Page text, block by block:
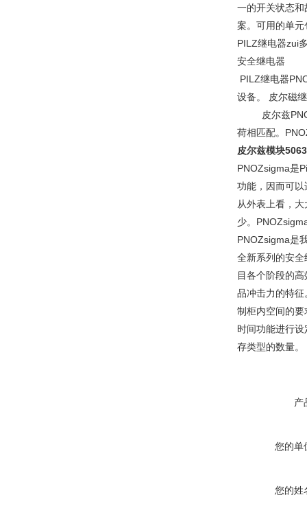
一的开关状态
案。可用的单
PILZ继电器zui
安全继电器
PILZ继电器
设备。 皮尔磁
皮尔兹
荷相匹配。
皮尔兹模块
PNOZsigma是
功能，因而可
从外表上看，
少。
PNOZsigma是
全新系列的安
目各个阶段的
品冲击力的特
制柜内空间的
时间功能进行
存类型的数量
产
您的单
您的姓